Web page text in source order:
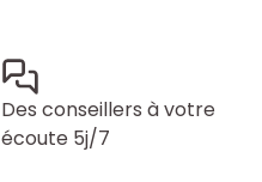
Des conseillers à votre
écoute 5j/7